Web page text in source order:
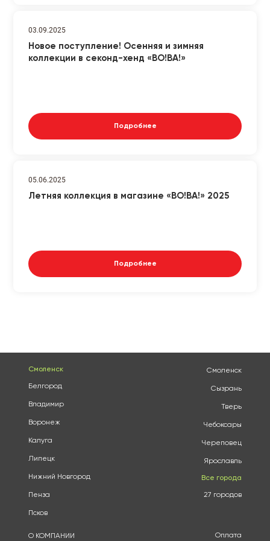
03.09.2025
Новое поступление! Осенняя и зимняя
коллекции в секонд-хенд «ВО!ВА!»
Подробнее
05.06.2025
Летняя коллекция в магазине «ВО!ВА!» 2025
Подробнее
Смоленск
Белгород
Владимир
Воронеж
Калуга
Липецк
Нижний Новгород
Пенза
Псков
Смоленск
Сызрань
Тверь
Чебоксары
Череповец
Ярославль
Все города
27 городов
О КОМПАНИИ Оплата